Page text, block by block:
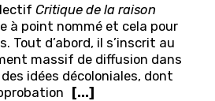
Critique de la raison
à point nommé et cela pour
Tout d’abord, il s’inscrit au
massif de diffusion dans
idées décoloniales, dont
[...]